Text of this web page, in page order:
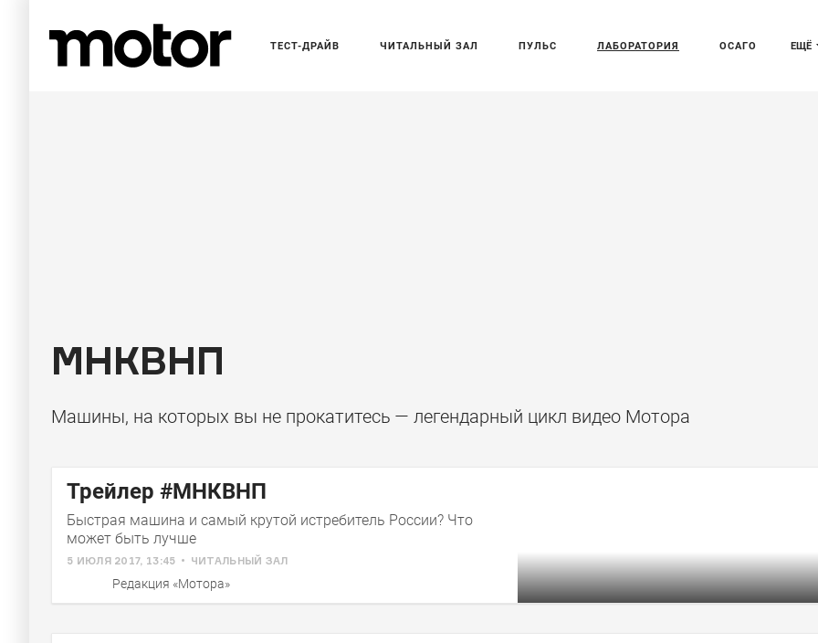
ЕЩЁ
ТЕСТ-ДРАЙВ ЧИТАЛЬНЫЙ ЗАЛ ПУЛЬС ЛАБОРАТОРИЯ ОСАГО
МНКВНП
Машины, на которых вы не прокатитесь — легендарный цикл видео Мотора
истребитель
Машины, на которых вы не прокатитесь. Специальный выпуск
Трейлер #МНКВНП
Быстрая машина и самый крутой истребитель России? Что
может быть лучше
5 ИЮЛЯ 2017, 13:45 ЧИТАЛЬНЫЙ ЗАЛ
Редакция «Мотора»